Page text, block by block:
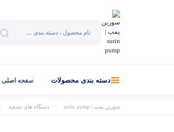
دسته بندی محصولات صفحه اصلی
سورین پمپ | surin pump دستگاه های تصفیه